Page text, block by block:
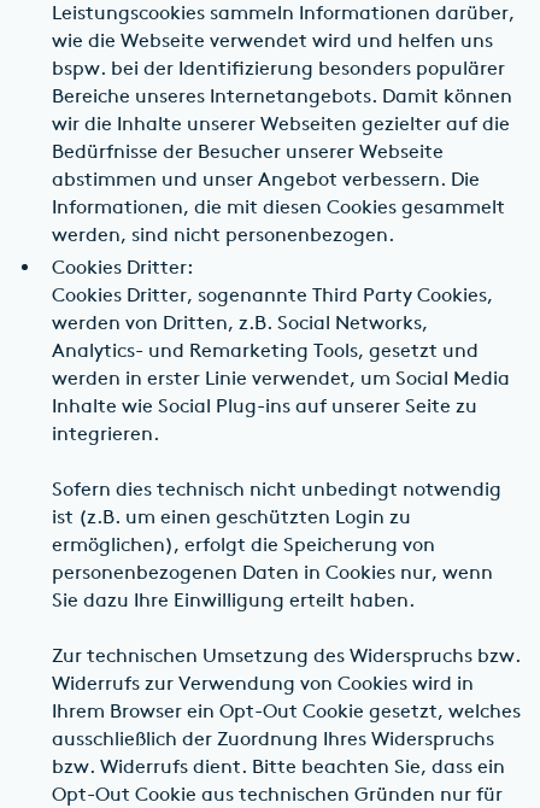
Leistungscookies sammeln Informationen darüber,
wie die Webseite verwendet wird und helfen uns
bspw. bei der Identifizierung besonders populärer
Bereiche unseres Internetangebots. Damit können
wir die Inhalte unserer Webseiten gezielter auf die
Bedürfnisse der Besucher unserer Webseite
abstimmen und unser Angebot verbessern. Die
Informationen, die mit diesen Cookies gesammelt
werden, sind nicht personenbezogen.
Cookies Dritter:
Cookies Dritter, sogenannte Third Party Cookies,
werden von Dritten, z.B. Social Networks,
Analytics- und Remarketing Tools, gesetzt und
werden in erster Linie verwendet, um Social Media
Inhalte wie Social Plug-ins auf unserer Seite zu
integrieren.
Sofern dies technisch nicht unbedingt notwendig
ist (z.B. um einen geschützten Login zu
ermöglichen), erfolgt die Speicherung von
personenbezogenen Daten in Cookies nur, wenn
Sie dazu Ihre Einwilligung erteilt haben.
Zur technischen Umsetzung des Widerspruchs bzw.
Widerrufs zur Verwendung von Cookies wird in
Ihrem Browser ein Opt-Out Cookie gesetzt, welches
ausschließlich der Zuordnung Ihres Widerspruchs
bzw. Widerrufs dient. Bitte beachten Sie, dass ein
Opt-Out Cookie aus technischen Gründen nur für